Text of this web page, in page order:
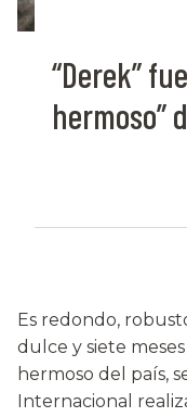
“Derek”
hermoso”
Es redondo,
dulce y siete
hermoso del país,
Internacional